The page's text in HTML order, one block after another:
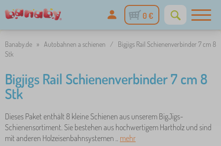
0 €
Banaby.de » Autobahnen a schienen /
Bigjigs Rail Schienenverbinder 7 cm 8
Stk
Bigjigs Rail Schienenverbinder 7 cm 8
Stk
Dieses Paket enthält 8 kleine Schienen aus unserem BigJigs-
Schienensortiment. Sie bestehen aus hochwertigem Hartholz und sind
mit anderen Holzeisenbahnsystemen .. mehr